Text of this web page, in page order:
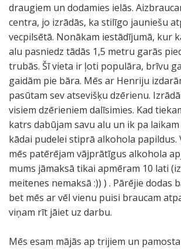
draugiem un dodamies ielās.
centra, jo izrādās, ka stilīgo jauniešu
vecpilsētā. Nonākam iestādījumā, kur
alu pasniedz tādās 1,5 metru garās
trubās. Šī vieta ir ļoti populāra, brīvu
gaidām pie bāra. Mēs ar Henriju
pasūtam sev atsevišķu dzērienu.
visiem dzērieniem dalīsimies. Kad
katrs dabūjam savu alu un ik pa
kādai pudelei stiprā alkohola papildus.
mēs patērējam vājprātīgus alkohola
mums jāmaksā tikai apmēram 10 lati
meitenes nemaksā :)) ) . Pārējie dodas
bet mēs ar vēl vienu puisi braucam
viņam rīt jāiet uz darbu.
Mēs esam mājās ap trijiem un